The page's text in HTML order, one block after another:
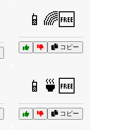
📱🌈🆓
コピー
📱🍵🆓
コピー